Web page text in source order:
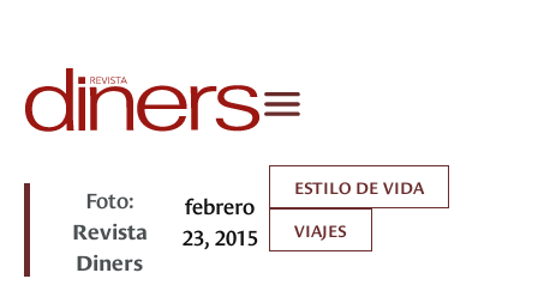
Foto:
Revista
Diners
febrero
23, 2015
ESTILO DE VIDA
VIAJES